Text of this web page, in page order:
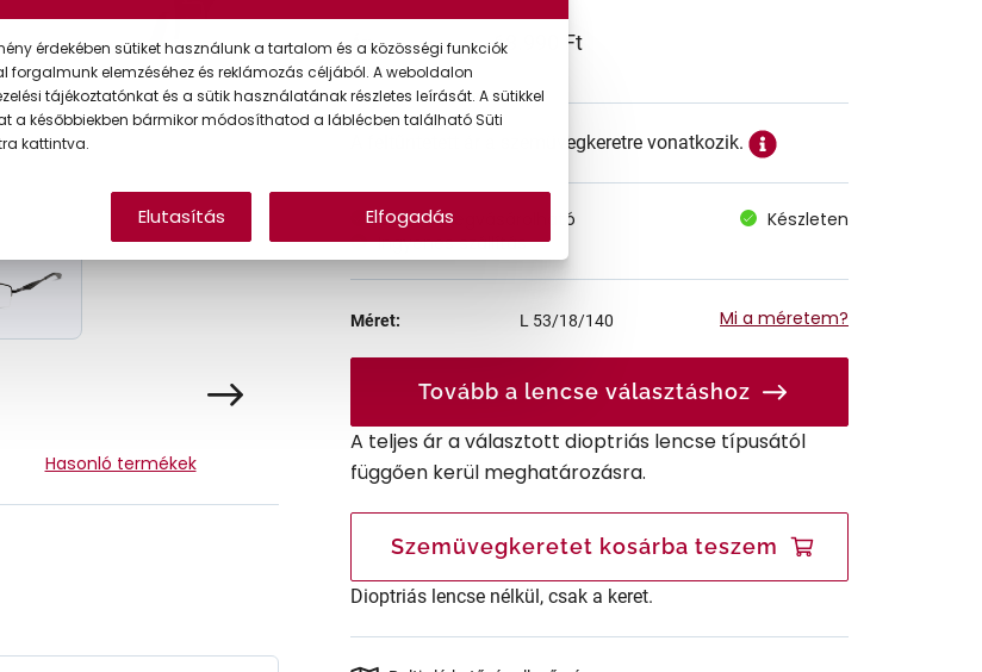
Hasonló termékek
Ár: 68.990 Ft
A feltűntetett ár a szemüvegkeretre vonatkozik.
Online megvásárolható
Készleten
Ingyenes szállítás
Méret: L 53/18/140 Mi a méretem?
Tovább a lencse választáshoz
A teljes ár a választott dioptriás lencse típusától
függően kerül meghatározásra.
Szemüvegkeretet kosárba teszem
Dioptriás lencse nélkül, csak a keret.
érdekében sütiket használunk a tartalom és a közösségi funkciók
forgalmunk elemzéséhez és reklámozás céljából. A weboldalon
tájékoztatónkat és a sütik használatának részletes leírását. A sütikkel
a későbbiekben bármikor módosíthatod a láblécben található Süti
kattintva.
Elutasítás Elfogadás